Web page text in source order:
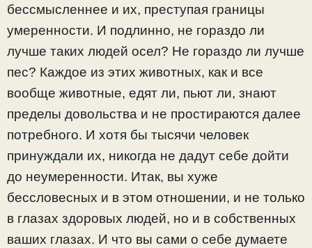
бессмысленнее и их, преступая границы
умеренности. И подлинно, не гораздо ли
лучше таких людей осел? Не гораздо ли лучше
пес? Каждое из этих животных, как и все
вообще животные, едят ли, пьют ли, знают
пределы довольства и не простираются далее
потребного. И хотя бы тысячи человек
принуждали их, никогда не дадут себе дойти
до неумеренности. Итак, вы хуже
бессловесных и в этом отношении, и не только
в глазах здоровых людей, но и в собственных
ваших глазах. И что вы сами о себе думаете